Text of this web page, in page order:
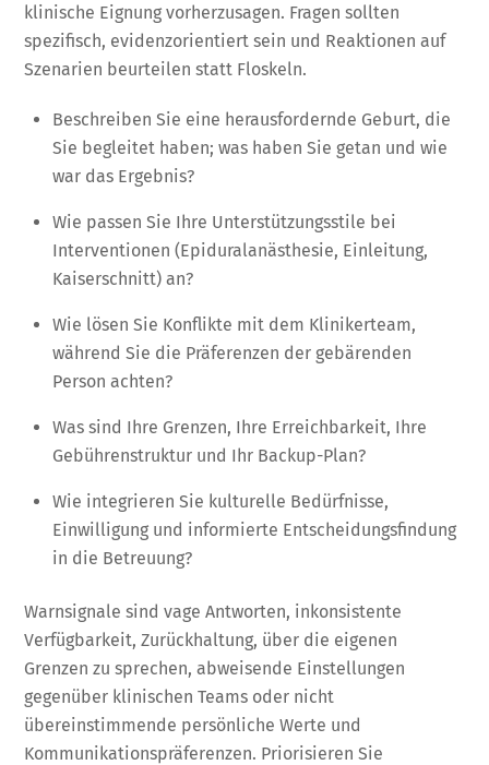
klinische Eignung vorherzusagen. Fragen sollten
spezifisch, evidenzorientiert sein und Reaktionen auf
Szenarien beurteilen statt Floskeln.
Beschreiben Sie eine herausfordernde Geburt, die
Sie begleitet haben; was haben Sie getan und wie
war das Ergebnis?
Wie passen Sie Ihre Unterstützungsstile bei
Interventionen (Epiduralanästhesie, Einleitung,
Kaiserschnitt) an?
Wie lösen Sie Konflikte mit dem Klinikerteam,
während Sie die Präferenzen der gebärenden
Person achten?
Was sind Ihre Grenzen, Ihre Erreichbarkeit, Ihre
Gebührenstruktur und Ihr Backup-Plan?
Wie integrieren Sie kulturelle Bedürfnisse,
Einwilligung und informierte Entscheidungsfindung
in die Betreuung?
Warnsignale sind vage Antworten, inkonsistente
Verfügbarkeit, Zurückhaltung, über die eigenen
Grenzen zu sprechen, abweisende Einstellungen
gegenüber klinischen Teams oder nicht
übereinstimmende persönliche Werte und
Kommunikationspräferenzen. Priorisieren Sie